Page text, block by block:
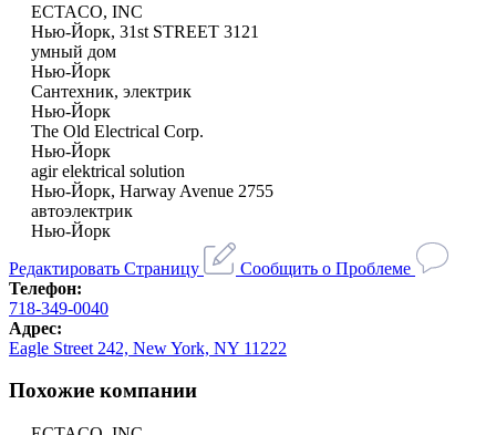
ECTACO, INC
Нью-Йорк, 31st STREET 3121
умный дом
Нью-Йорк
Сантехник, электрик
Нью-Йорк
The Old Electrical Corp.
Нью-Йорк
agir elektrical solution
Нью-Йорк, Harway Avenue 2755
автоэлектрик
Нью-Йорк
Редактировать Страницу
Сообщить о Проблеме
Телефон:
718-349-0040
Адрес:
Eagle Street 242, New York, NY 11222
Похожие компании